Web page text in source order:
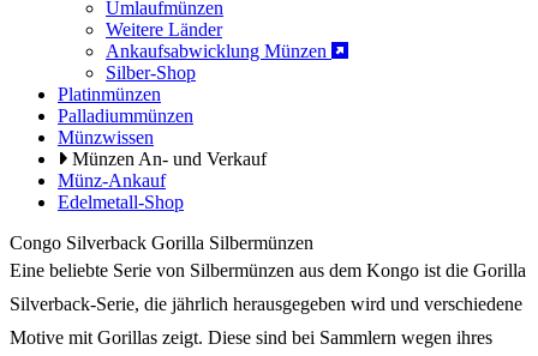
Umlaufmünzen
Weitere Länder
Ankaufsabwicklung Münzen
Silber-Shop
Platinmünzen
Palladiummünzen
Münzwissen
Münzen An- und Verkauf
Münz-Ankauf
Edelmetall-Shop
Congo Silverback Gorilla Silbermünzen
Eine beliebte Serie von Silbermünzen aus dem Kongo ist die Gorilla
Silverback-Serie, die jährlich herausgegeben wird und verschiedene
Motive mit Gorillas zeigt. Diese sind bei Sammlern wegen ihres